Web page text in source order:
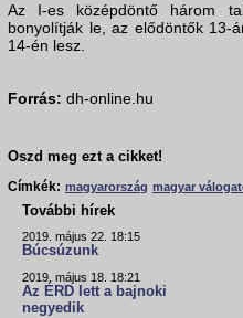
Az I-es középdöntő három
bonyolítják le, az elődöntők 13-
14-én lesz.
Forrás: dh-online.hu
Oszd meg ezt a cikket!
Címkék: magyarország magyar
További hírek
2019. május 22. 18:15
Búcsúzunk
2019. május 18. 18:21
Az ÉRD lett a bajnoki
negyedik